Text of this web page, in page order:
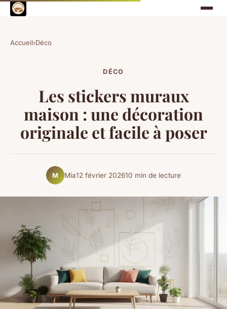
Accueil›Déco
DÉCO
Les stickers muraux
maison : une décoration
originale et facile à poser
M Mia12 février 202610 min de lecture